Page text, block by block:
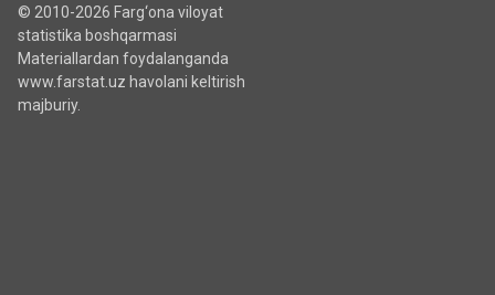
© 2010-2026 Farg‘ona viloyat
statistika boshqarmasi
Materiallardan foydalanganda
www.farstat.uz havolani keltirish
majburiy.